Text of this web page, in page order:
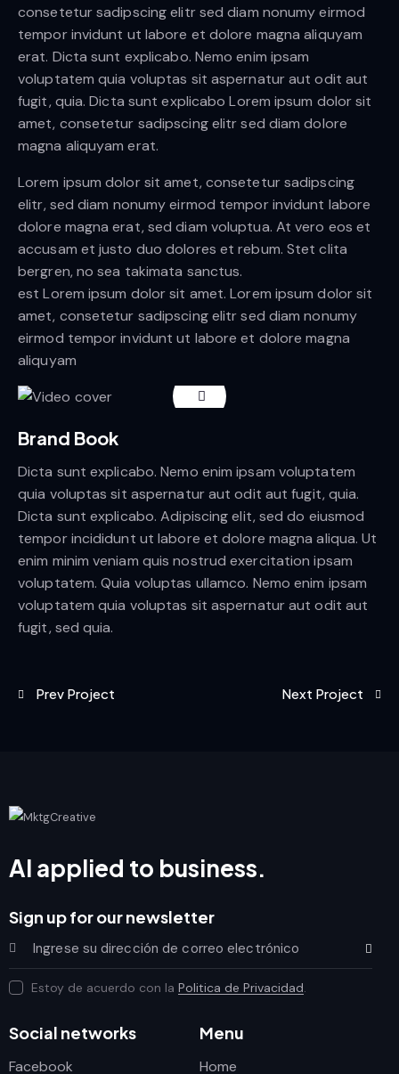
consetetur sadipscing elitr sed diam nonumy eirmod
tempor invidunt ut labore et dolore magna aliquyam
erat. Dicta sunt explicabo. Nemo enim ipsam
voluptatem quia voluptas sit aspernatur aut odit aut
fugit, quia. Dicta sunt explicabo Lorem ipsum dolor sit
amet, consetetur sadipscing elitr sed diam dolore
magna aliquyam erat.
Lorem ipsum dolor sit amet, consetetur sadipscing
elitr, sed diam nonumy eirmod tempor invidunt labore
dolore magna erat, sed diam voluptua. At vero eos et
accusam et justo duo dolores et rebum. Stet clita
bergren, no sea takimata sanctus.
est Lorem ipsum dolor sit amet. Lorem ipsum dolor sit
amet, consetetur sadipscing elitr sed diam nonumy
eirmod tempor invidunt ut labore et dolore magna
aliquyam
Brand Book
Dicta sunt explicabo. Nemo enim ipsam voluptatem
quia voluptas sit aspernatur aut odit aut fugit, quia.
Dicta sunt explicabo. Adipiscing elit, sed do eiusmod
tempor incididunt ut labore et dolore magna aliqua. Ut
enim minim veniam quis nostrud exercitation ipsam
voluptatem. Quia voluptas ullamco. Nemo enim ipsam
voluptatem quia voluptas sit aspernatur aut odit aut
fugit, sed quia.
Prev Project Next Project
AI applied to business.
Sign up for our newsletter
Estoy de acuerdo con la Politica de Privacidad.
Social networks
Facebook
Menu
Home